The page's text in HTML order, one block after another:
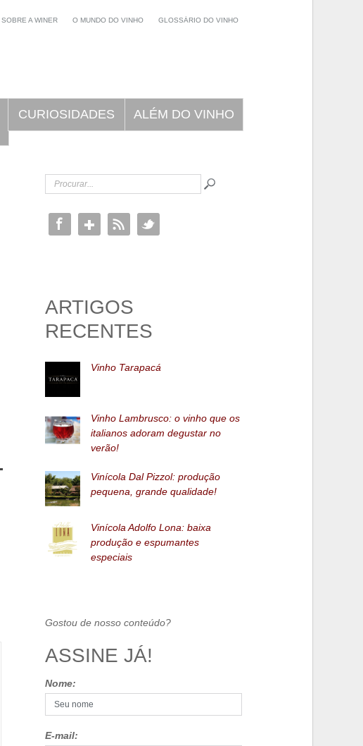
SOBRE A WINER O MUNDO DO VINHO GLOSSÁRIO DO VINHO
CURIOSIDADES ALÉM DO VINHO
ARTIGOS
RECENTES
Vinho Tarapacá
Vinho Lambrusco: o vinho que os
italianos adoram degustar no
verão!
Vinícola Dal Pizzol: produção
pequena, grande qualidade!
Vinícola Adolfo Lona: baixa
produção e espumantes
especiais
Gostou de nosso conteúdo?
ASSINE JÁ!
Nome:
E-mail: